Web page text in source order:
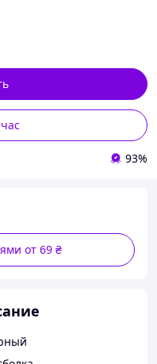
93%
от 69 ₴